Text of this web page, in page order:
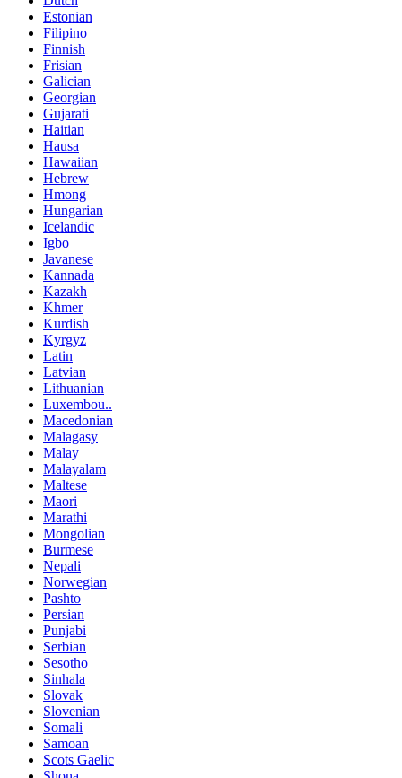
Estonian
Filipino
Finnish
Frisian
Galician
Georgian
Gujarati
Haitian
Hausa
Hawaiian
Hebrew
Hmong
Hungarian
Icelandic
Igbo
Javanese
Kannada
Kazakh
Khmer
Kurdish
Kyrgyz
Latin
Latvian
Lithuanian
Luxembou..
Macedonian
Malagasy
Malay
Malayalam
Maltese
Maori
Marathi
Mongolian
Burmese
Nepali
Norwegian
Pashto
Persian
Punjabi
Serbian
Sesotho
Sinhala
Slovak
Slovenian
Somali
Samoan
Scots Gaelic